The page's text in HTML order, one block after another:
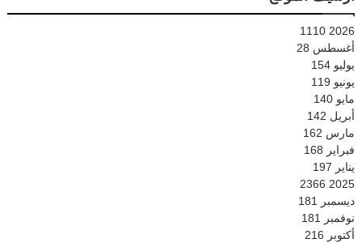
2026
1110
أغسطس 28
يوليو 154
يونيو 119
مايو 140
أبريل 142
مارس 162
فبراير 168
يناير 197
2025
2366
ديسمبر 181
نوفمبر 181
أكتوبر 216